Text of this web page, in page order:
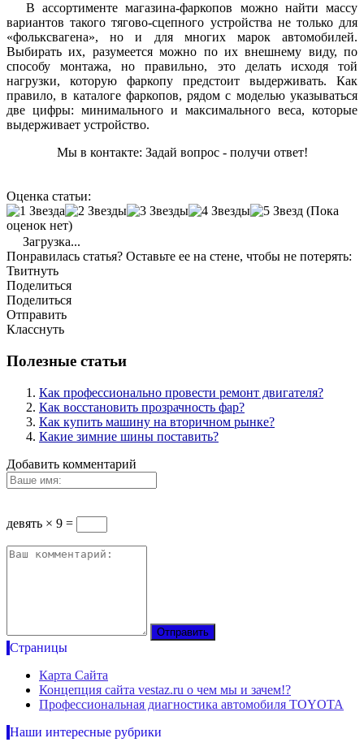
В ассортименте магазина-фаркопов можно найти массу
вариантов такого тягово-сцепного устройства не только для
«фольксвагена», но и для многих марок автомобилей.
Выбирать их, разумеется можно по их внешнему виду, по
способу монтажа, но правильно, это делать исходя той
нагрузки, которую фаркопу предстоит выдерживать. Как
правило, в каталоге фаркопов, рядом с моделью указываться
две цифры: минимального и максимального веса, которые
выдерживает устройство.
Мы в контакте: Задай вопрос - получи ответ!
Оценка статьи:
(Пока
оценок нет)
Загрузка...
Понравилась статья? Оставьте ее на стене, чтобы не потерять:
Твитнуть
Поделиться
Поделиться
Отправить
Класснуть
Полезные статьи
Как профессионально провести ремонт двигателя?
Как восстановить прозрачность фар?
Как купить машину на вторичном рынке?
Какие зимние шины поставить?
Добавить комментарий
девять × 9 =
Страницы
Карта Сайта
Концепция сайта vestaz.ru о чем мы и зачем!?
Профессиональная диагностика автомобиля TOYOTA
Наши интересные рубрики